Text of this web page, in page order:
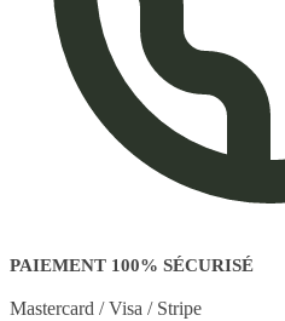
PAIEMENT 100% SÉCURISÉ
Mastercard / Visa / Stripe